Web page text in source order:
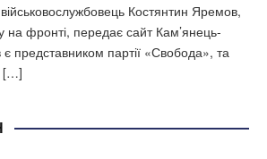
Костянтин Яремов,
на фронті, передає сайт Кам’янець-
представником партії «Свобода», та
[…]